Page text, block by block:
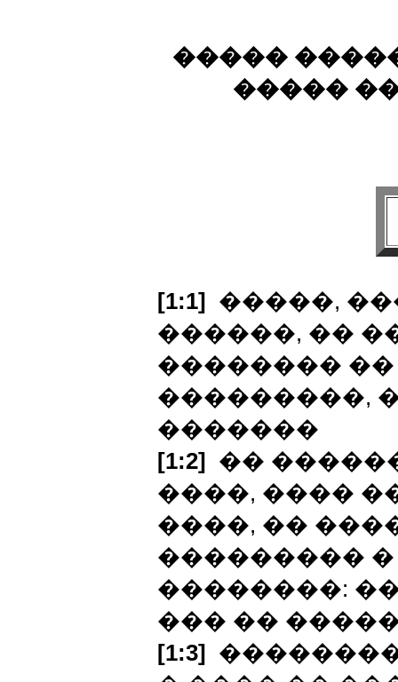
�����
�����
[1:1] �����,
������, ��
��������
���������,
�������
[1:2] ��
����, ����
����, ��
���������
��������:
��� ��
[1:3]